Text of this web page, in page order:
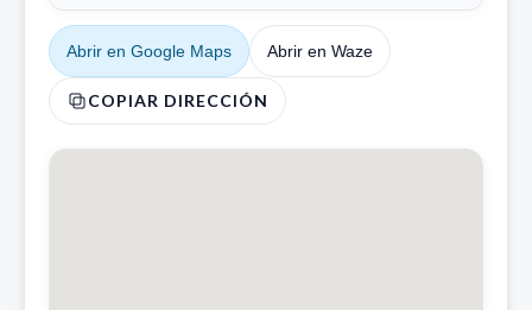
Abrir en Google Maps Abrir en Waze
COPIAR DIRECCIÓN